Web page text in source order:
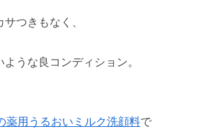
つきもなく、
うな良コンディション。
薬用うるおいミルク洗顔料で